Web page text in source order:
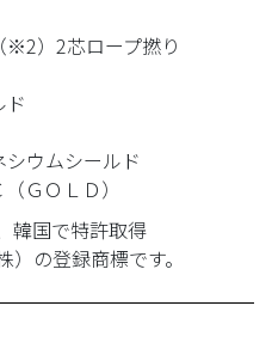
）2芯ロープ撚り
ウムシールド
ＧＯＬＤ）
国で特許取得
の登録商標です。